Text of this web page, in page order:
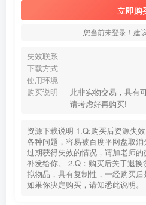
立即购
您当前未登录！建
失效联系
下载方式
使用环境
购买说明
此非实物交易，具有
请考虑好再购买!
资源下载说明 1.Q:购买后资源失
各种问题，容易被百度平网盘取
过期获得失效的情况，请加老师
补发给你。 2.Q：购买后关于退
拟物品，具有复制性，一经购买后
如果你决定购买，请知悉此说明。